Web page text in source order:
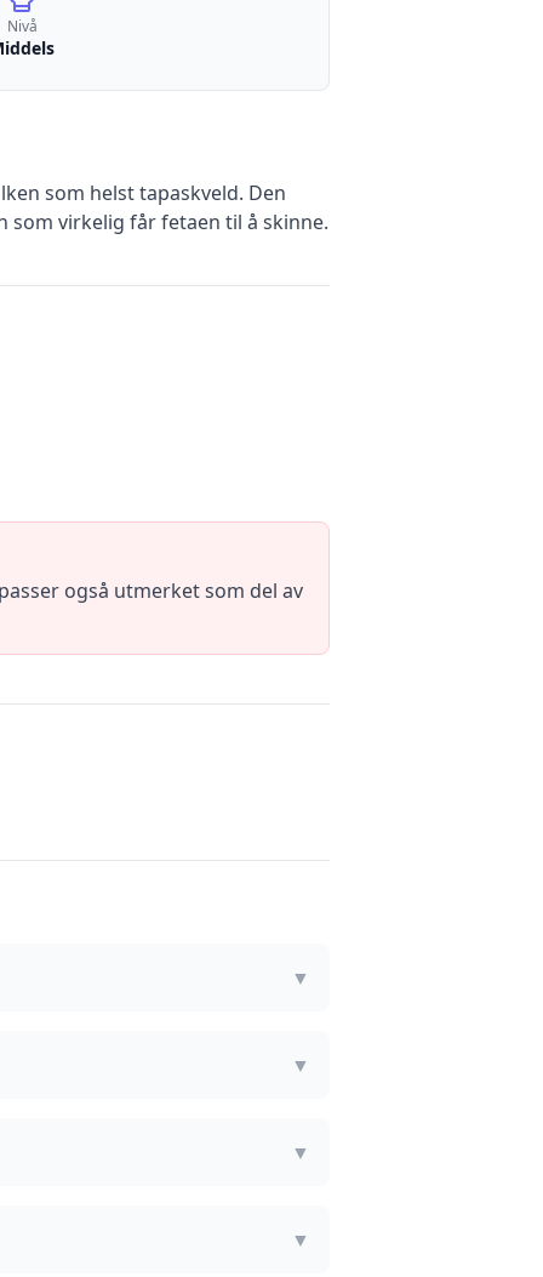
Nivå
som helst tapaskveld. Den
virkelig får fetaen til å skinne.
også utmerket som del av
▼
▼
▼
▼